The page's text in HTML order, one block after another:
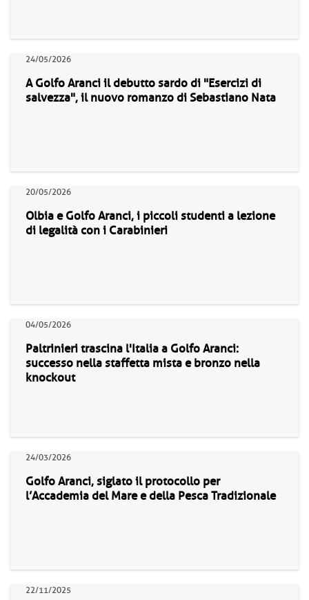
24/05/2026
A Golfo Aranci il debutto sardo di "Esercizi di
salvezza", il nuovo romanzo di Sebastiano Nata
20/05/2026
Olbia e Golfo Aranci, i piccoli studenti a lezione
di legalità con i Carabinieri
04/05/2026
Paltrinieri trascina l'Italia a Golfo Aranci:
successo nella staffetta mista e bronzo nella
knockout
24/03/2026
Golfo Aranci, siglato il protocollo per
l’Accademia del Mare e della Pesca Tradizionale
22/11/2025